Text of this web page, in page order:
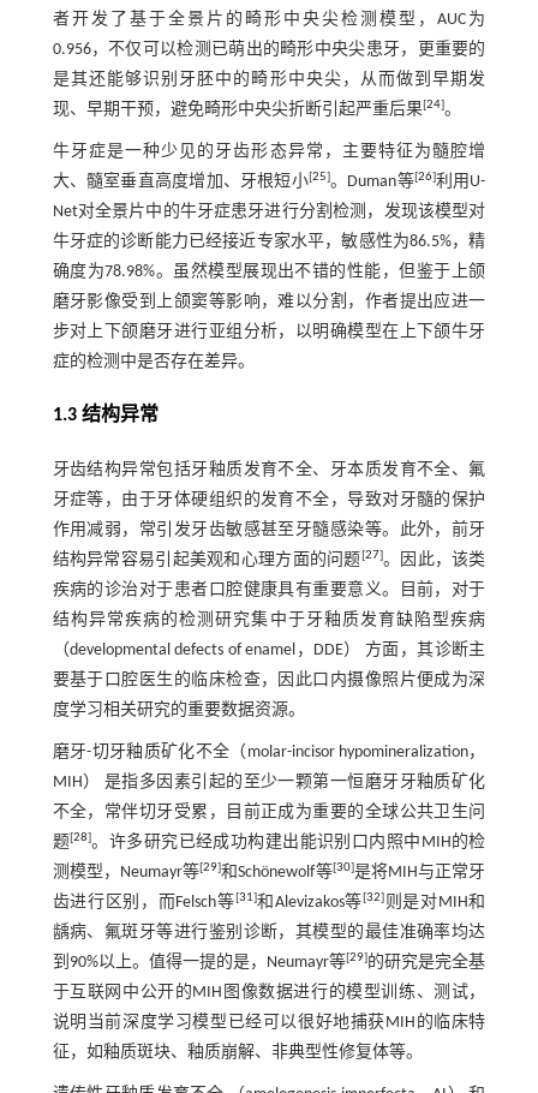
者开发了基于全景片的畸形中央尖检测模型，AUC为
0.956，不仅可以检测已萌出的畸形中央尖患牙，更重要的
是其还能够识别牙胚中的畸形中央尖，从而做到早期发
现、早期干预，避免畸形中央尖折断引起严重后果[24]。
牛牙症是一种少见的牙齿形态异常，主要特征为髓腔增
大、髓室垂直高度增加、牙根短小[25]。Duman等[26]利用U-
Net对全景片中的牛牙症患牙进行分割检测，发现该模型对
牛牙症的诊断能力已经接近专家水平，敏感性为86.5%，精
确度为78.98%。虽然模型展现出不错的性能，但鉴于上颌
磨牙影像受到上颌窦等影响，难以分割，作者提出应进一
步对上下颌磨牙进行亚组分析，以明确模型在上下颌牛牙
症的检测中是否存在差异。
1.3 结构异常
牙齿结构异常包括牙釉质发育不全、牙本质发育不全、氟
牙症等，由于牙体硬组织的发育不全，导致对牙髓的保护
作用减弱，常引发牙齿敏感甚至牙髓感染等。此外，前牙
结构异常容易引起美观和心理方面的问题[27]。因此，该类
疾病的诊治对于患者口腔健康具有重要意义。目前，对于
结构异常疾病的检测研究集中于牙釉质发育缺陷型疾病
（developmental defects of enamel，DDE） 方面，其诊断主
要基于口腔医生的临床检查，因此口内摄像照片便成为深
度学习相关研究的重要数据资源。
磨牙-切牙釉质矿化不全（molar-incisor hypomineralization，
MIH） 是指多因素引起的至少一颗第一恒磨牙牙釉质矿化
不全，常伴切牙受累，目前正成为重要的全球公共卫生问
题[28]。许多研究已经成功构建出能识别口内照中MIH的检
测模型，Neumayr等[29]和Schönewolf等[30]是将MIH与正常牙
齿进行区别，而Felsch等[31]和Alevizakos等[32] 则是对MIH和
龋病、氟斑牙等进行鉴别诊断，其模型的最佳准确率均达
到90%以上。值得一提的是，Neumayr等[29] 的研究是完全基
于互联网中公开的MIH图像数据进行的模型训练、测试，
说明当前深度学习模型已经可以很好地捕获MIH的临床特
征，如釉质斑块、釉质崩解、非典型性修复体等。